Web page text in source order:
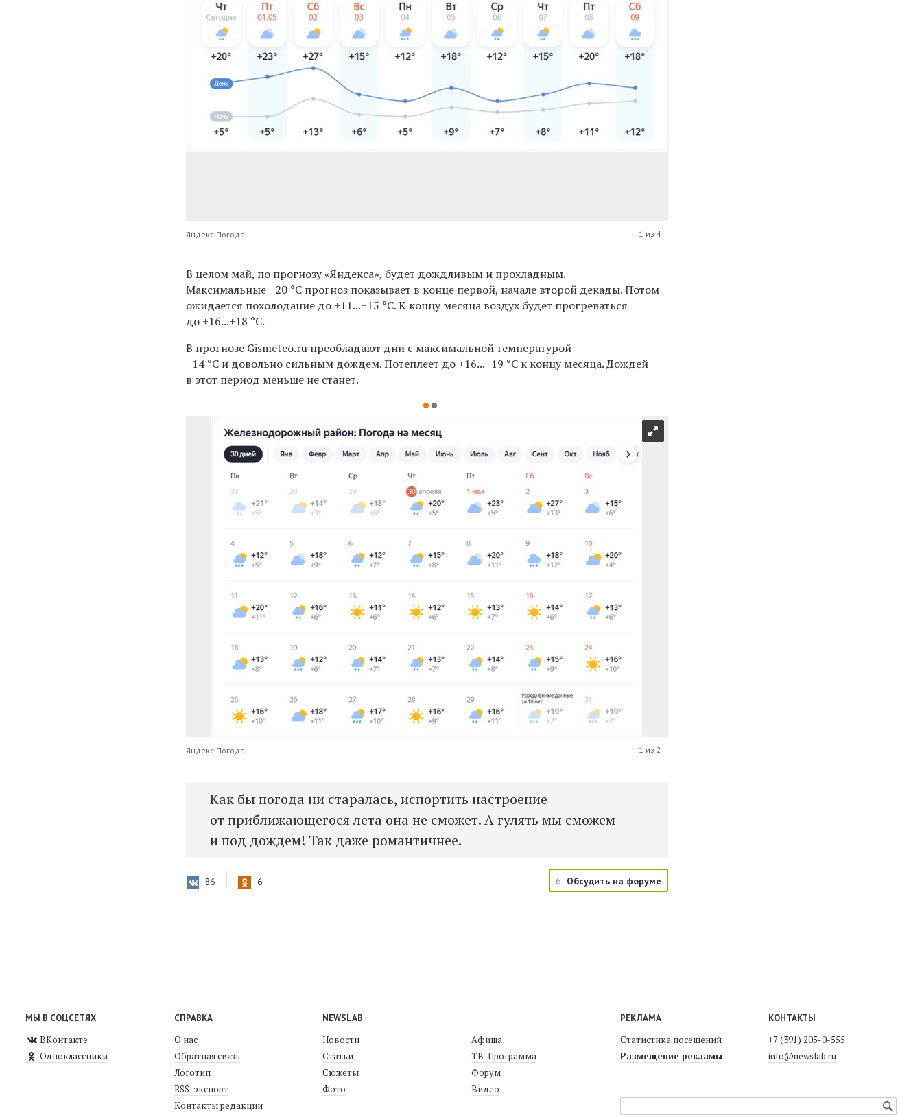
Яндекс.Погода 1 из 4
В целом май, по прогнозу«Яндекса», будет дождливым и прохладным.
Максимальные +20 °C прогноз показывает в конце первой, начале второй декады. Потом
ожидается похолодание до +11...+15 °C. К концу месяца воздух будет прогреваться
до +16...+18 °C.
В прогнозе Gismeteo.ru преобладают дни с максимальной температурой
+14 °C и довольно сильным дождем. Потеплеет до +16...+19 °C к концу месяца. Дождей
в этот период меньше не станет.
Яндекс.Погода 1 из 2
Как бы погодани старалась, испортить настроение
от приближающегося лета она не сможет. А гулять мы сможем
и под дождем! Так даже романтичнее.
86 6 6 Обсудить на форуме
МЫ В СОЦСЕТЯХ
ВКонтакте
Одноклассники
СПРАВКА
О нас
Обратная связь
Логотип
RSS-экспорт
Контакты редакции
NEWSLAB
Новости
Статьи
Сюжеты
Фото
Афиша
ТВ-Программа
Форум
Видео
РЕКЛАМА
Статистика посещений
Размещение рекламы
КОНТАКТЫ
+7 (391) 205-0-555
info@newslab.ru